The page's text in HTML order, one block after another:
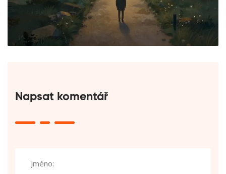
Napsat komentář